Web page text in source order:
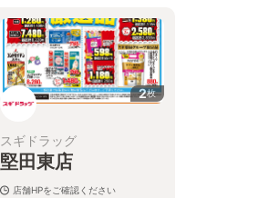
2枚
スギドラッグ
堅田東店
店舗HPをご確認ください